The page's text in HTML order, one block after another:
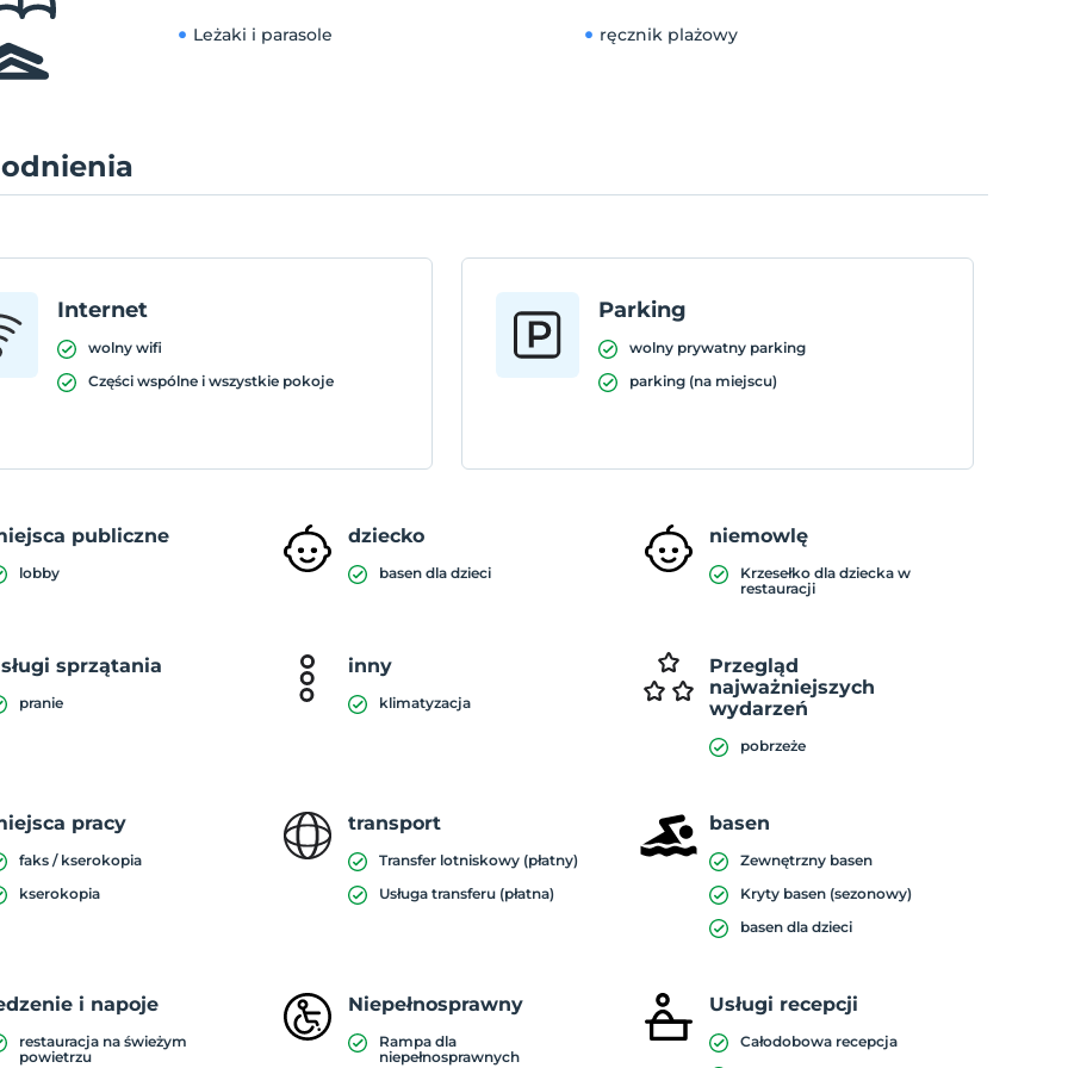
Leżaki i parasole ręcznik plażowy
Internet
wolny wifi
Części wspólne i wszystkie pokoje
Parking
wolny prywatny parking
parking (na miejscu)
publiczne
lobby
dziecko
basen dla dzieci
niemowlę
Krzesełko dla dziecka w
restauracji
sprzątania
pranie
inny
klimatyzacja
Przegląd
najważniejszych
wydarzeń
pobrzeże
pracy
faks / kserokopia
kserokopia
transport
Transfer lotniskowy (płatny)
Usługa transferu (płatna)
basen
Zewnętrzny basen
Kryty basen (sezonowy)
basen dla dzieci
i napoje
restauracja na świeżym
powietrzu
Niepełnosprawny
Rampa dla
niepełnosprawnych
Usługi recepcji
Całodobowa recepcja